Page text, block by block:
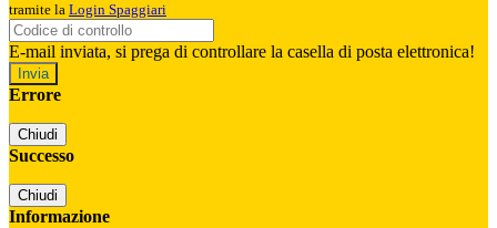
tramite la Login Spaggiari
E-mail inviata, si prega di controllare la casella di posta elettronica!
Errore
Chiudi
Successo
Chiudi
Informazione